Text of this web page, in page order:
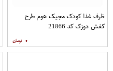
ظرف غذا کودک مجیک هوم طرح
کفش دوزک کد 21866
۰